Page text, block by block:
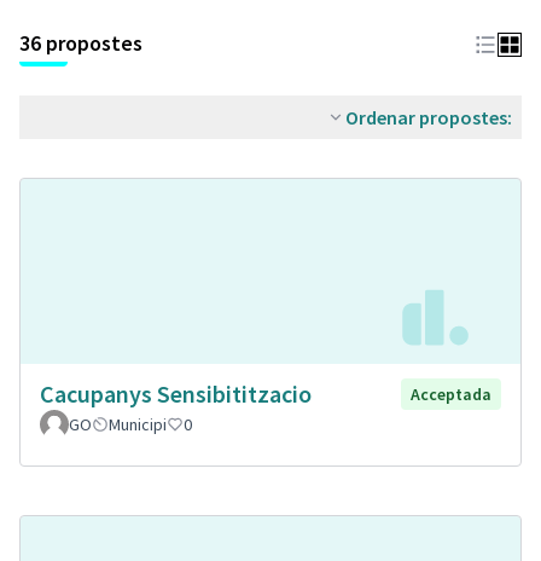
36 propostes
Ordenar propostes:
Cacupanys Sensibititzacio
Acceptada
GO
Municipi 0